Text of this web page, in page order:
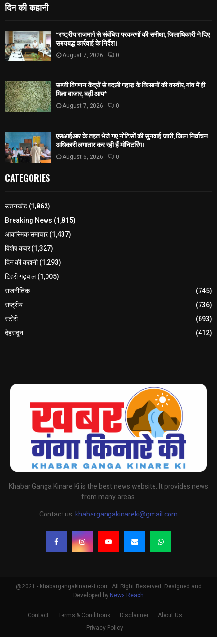
दिन की कहानी
*राष्ट्रीय राजमार्ग से संबंधित प्रकरणों की समीक्षा, जिलाधिकारी ने दिए
समयबद्ध कार्रवाई के निर्देश।
August 7, 2026 0
सब्जी विपणन केंद्रों से बदली पहाड़ के किसानों की तस्वीर, गांव में ही
मिला बाजार, बढ़ी आय*
August 7, 2026 0
एसआईआर के तहत भेजे गए नोटिसों की सुनवाई जारी, जिला निर्वाचन
अधिकारी लगातार कर रही हैं मॉनिटरिंग।
August 6, 2026 0
CATEGORIES
उत्तराखंड (1,862)
Breaking News (1,815)
आकस्मिक समाचार(1,437)
विशेष कवर(1,327)
दिन की कहानी(1,293)
टिहरी गढ़वाल(1,005)
राजनीतिक
(745)
राष्ट्रीय
(736)
स्टोरी
(693)
देहरादून
(412)
Khabar Ganga Kinare Ki is the best news website. It provides news
from many areas.
Contact us: khabargangakinareki@gmail.com
@2021 - khabargangakinareki.com. All Right Reserved. Designed and
Developed by News Reach
Contact Terms & Conditions Disclaimer
About Us
Privacy Policy